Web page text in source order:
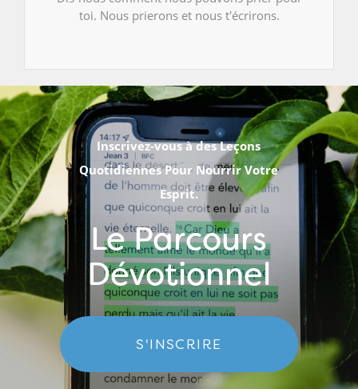
toi. Nous prierons et nous t'écrirons.
Inscrivez-vous à des Leçons
Quotidiennes Pour Nourrir Votre
Esprit.
Le Parcours
Dévotionnel
S'INSCRIRE